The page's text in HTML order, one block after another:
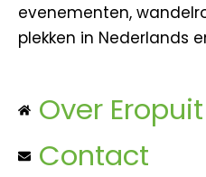
evenementen,
plekken in Nederlands
Over
Contact